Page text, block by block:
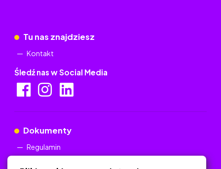
Tu nas znajdziesz
Kontakt
Śledź nas w Social Media
Dokumenty
Regulamin